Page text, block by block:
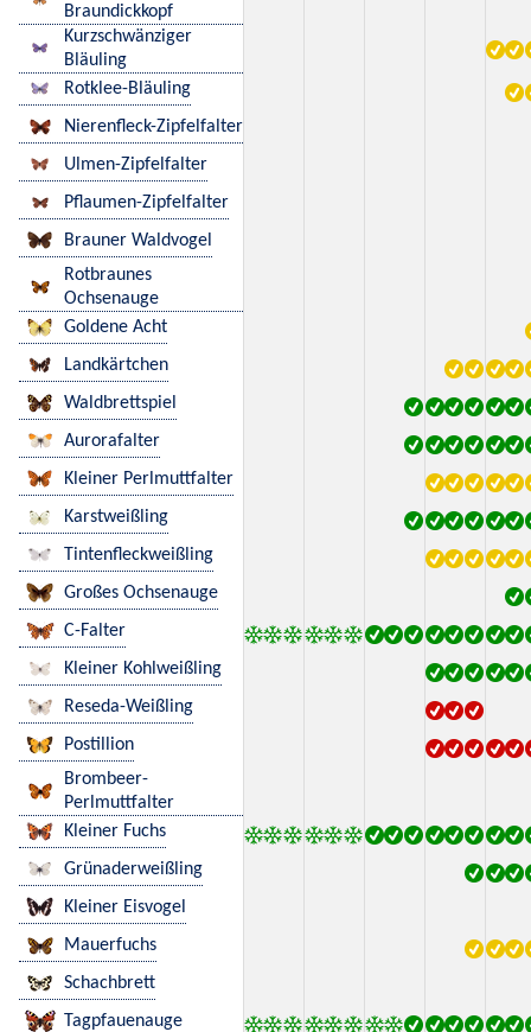
Braundickkopf
Kurzschwänziger
Bläuling
Rotklee-Bläuling
Nierenfleck-Zipfelfalter
Ulmen-Zipfelfalter
Pflaumen-Zipfelfalter
Brauner Waldvogel
Rotbraunes
Ochsenauge
Goldene Acht
Landkärtchen
Waldbrettspiel
Aurorafalter
Kleiner Perlmuttfalter
Karstweißling
Tintenfleckweißling
Großes Ochsenauge
C-Falter
Kleiner Kohlweißling
Reseda-Weißling
Postillion
Brombeer-
Perlmuttfalter
Kleiner Fuchs
Grünaderweißling
Kleiner Eisvogel
Mauerfuchs
Schachbrett
Tagpfauenauge